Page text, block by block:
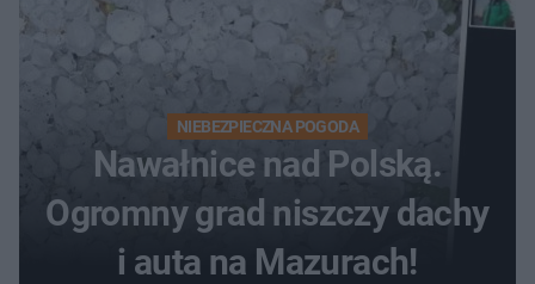
NIEBEZPIECZNA POGODA
Nawałnice nad Polską.
Ogromny grad niszczy dachy
i auta na Mazurach!